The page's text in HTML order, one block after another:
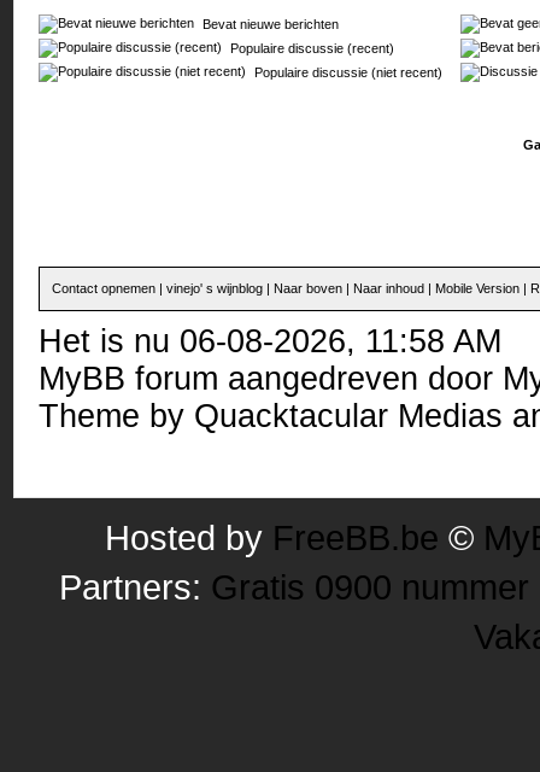
Bevat nieuwe berichten
Populaire discussie (recent)
Populaire discussie (niet recent)
Contact opnemen |vinejo' s wijnblog | Naar boven | Naar inhoud | Mobile Version |
Het is nu 06-08-2026, 11:58 AM
MyBB forum aangedreven door
Theme by Quacktacular Medias
Hosted by FreeBB.be ©
Partners: Gratis 0900 nummer